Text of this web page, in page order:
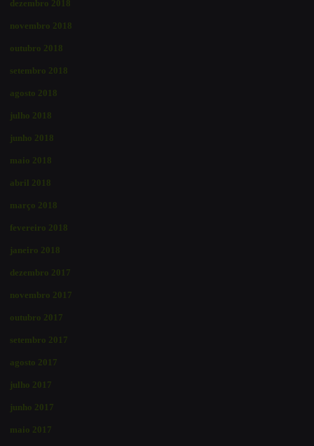
dezembro 2018
novembro 2018
outubro 2018
setembro 2018
agosto 2018
julho 2018
junho 2018
maio 2018
abril 2018
março 2018
fevereiro 2018
janeiro 2018
dezembro 2017
novembro 2017
outubro 2017
setembro 2017
agosto 2017
julho 2017
junho 2017
maio 2017